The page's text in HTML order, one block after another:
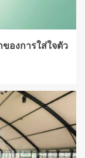
ของการใส่ใจตัว